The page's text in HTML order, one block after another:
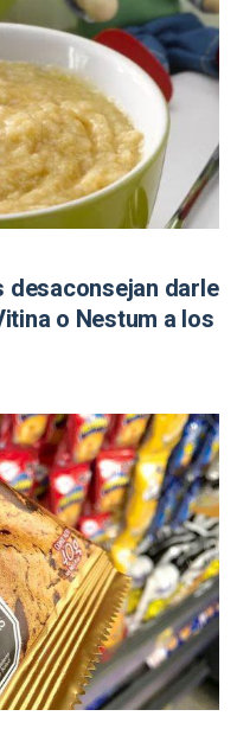
desaconsejan darle
o Nestum a los